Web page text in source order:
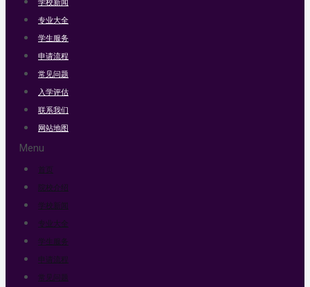
学校新闻
专业大全
学生服务
申请流程
常见问题
入学评估
联系我们
网站地图
Menu
首页
院校介绍
学校新闻
专业大全
学生服务
申请流程
常见问题